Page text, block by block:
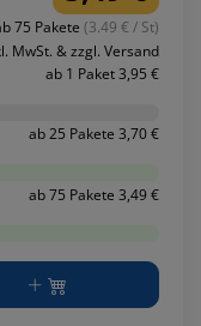
75 Pakete (3.49 € / St)
MwSt. & zzgl. Versand
ab 1 Paket 3,95 €
ab 25 Pakete 3,70 €
ab 75 Pakete 3,49 €